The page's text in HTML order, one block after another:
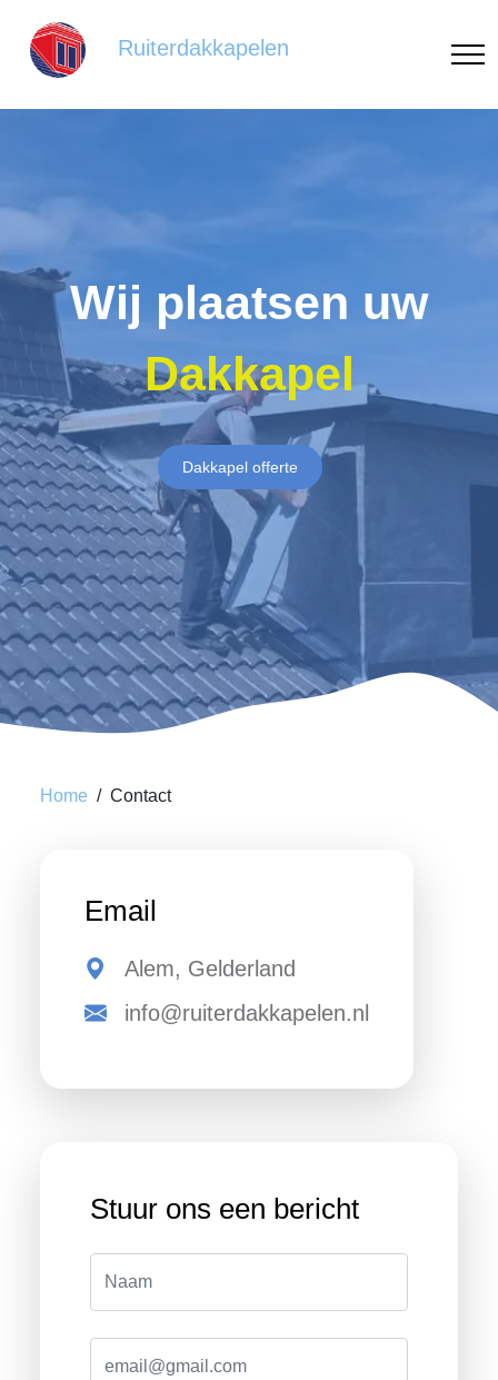
Ruiterdakkapelen
Wij plaatsen uw
Dakkapel
Dakkapel offerte
Home Contact
Email
Alem, Gelderland
info@ruiterdakkapelen.nl
Stuur ons een bericht